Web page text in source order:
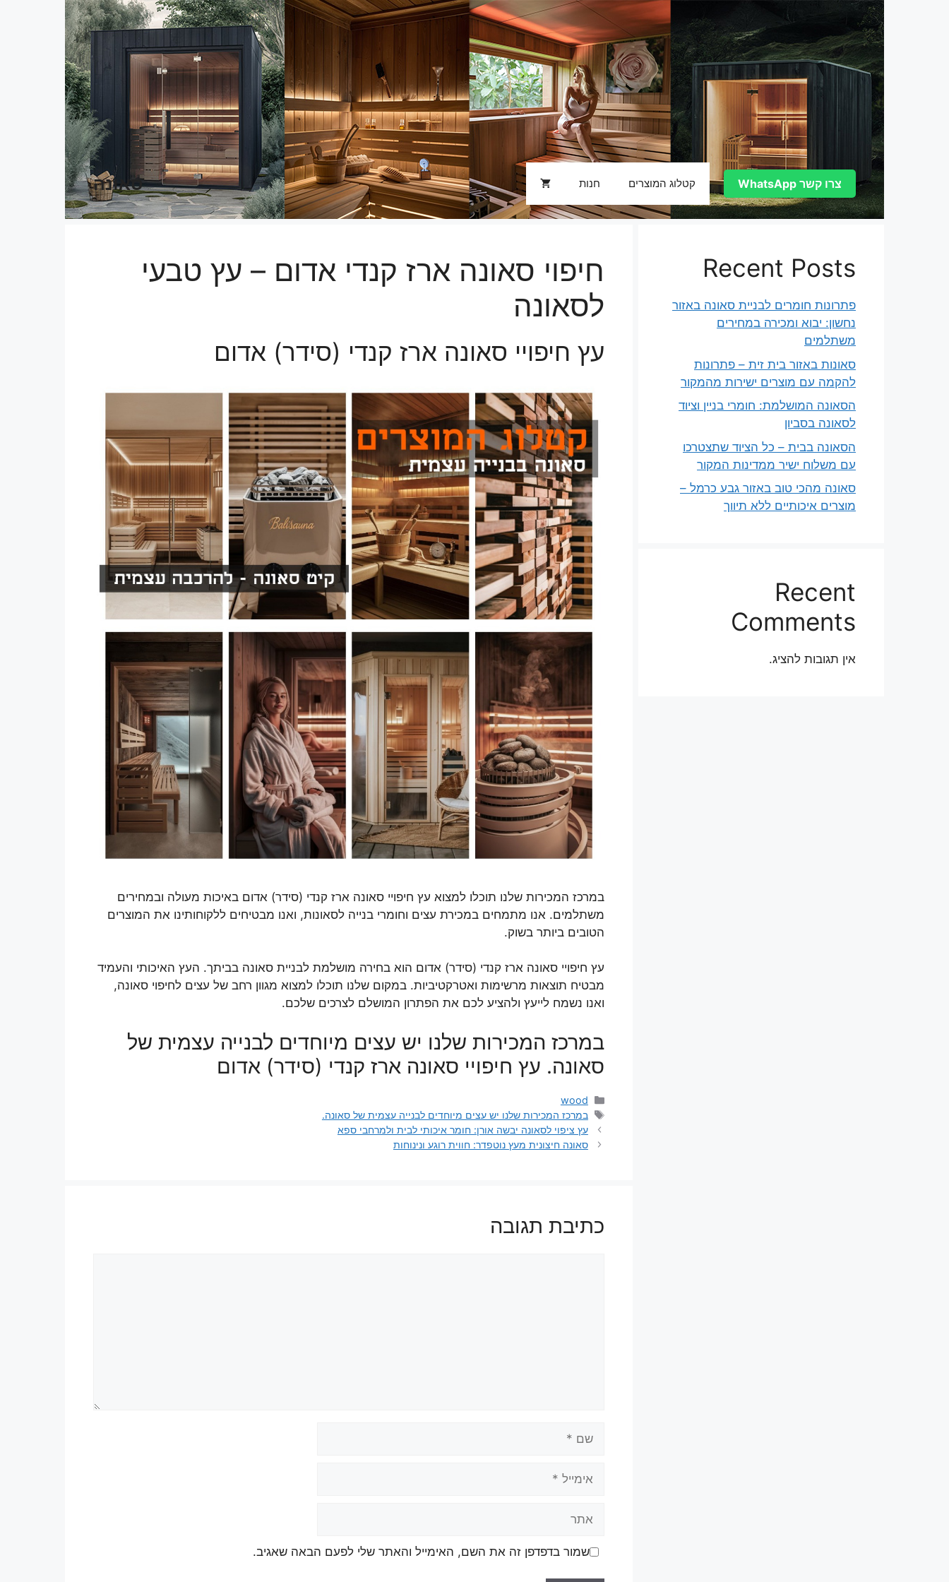
סאונה קטלוג המוצרים חנות צרו קשר WhatsApp
חיפוי סאונה ארז קנדי אדום – עץ טבעי
לסאונה
עץ חיפויי סאונה ארז קנדי (סידר) אדום
במרכז המכירות שלנו תוכלו למצוא עץ חיפויי סאונה ארז קנדי (סידר) אדום באיכות מעולה ובמחירים
משתלמים. אנו מתמחים במכירת עצים וחומרי בנייה לסאונות, ואנו מבטיחים ללקוחותינו את המוצרים
הטובים ביותר בשוק.
עץ חיפויי סאונה ארז קנדי (סידר) אדום הוא בחירה מושלמת לבניית סאונה בביתך. העץ האיכותי והעמיד
מבטיח תוצאות מרשימות ואטרקטיביות. במקום שלנו תוכלו למצוא מגוון רחב של עצים לחיפוי סאונה,
ואנו נשמח לייעץ ולהציע לכם את הפתרון המושלם לצרכים שלכם.
במרכז המכירות שלנו יש עצים מיוחדים לבנייה עצמית של
סאונה. עץ חיפויי סאונה ארז קנדי (סידר) אדום
קטגוריות
wood
תגיות
במרכז המכירות שלנו יש עצים מיוחדים לבנייה עצמית של סאונה.
עץ ציפוי לסאונה יבשה אורן: חומר איכותי לבית ולמרחבי ספא
סאונה חיצונית מעץ נוטפדר: חווית רוגע ונינוחות
כתיבת תגובה
שמור בדפדפן זה את השם, האימייל והאתר שלי לפעם הבאה שאגיב.
Recent Posts
פתרונות חומרים לבניית סאונה באזור
נחשון: יבוא ומכירה במחירים
משתלמים
סאונות באזור בית זית – פתרונות
להקמה עם מוצרים ישירות מהמקור
הסאונה המושלמת: חומרי בניין וציוד
לסאונה בסביון
הסאונה בבית – כל הציוד שתצטרכו
עם משלוח ישיר ממדינות המקור
סאונה מהכי טוב באזור גבע כרמל –
מוצרים איכותיים ללא תיווך
Recent
Comments
אין תגובות להציג.